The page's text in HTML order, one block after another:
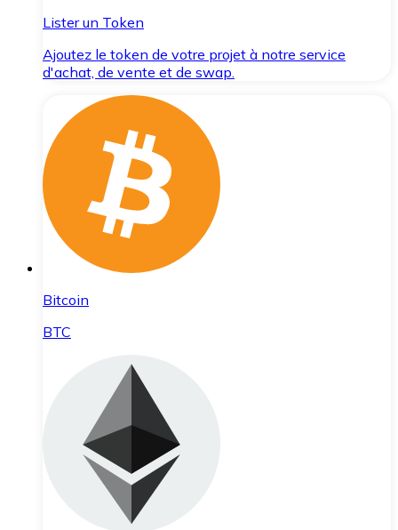
Lister un Token
Ajoutez le token de votre projet à notre service
d'achat, de vente et de swap.
Bitcoin
BTC